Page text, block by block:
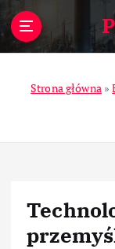
Strona główna»